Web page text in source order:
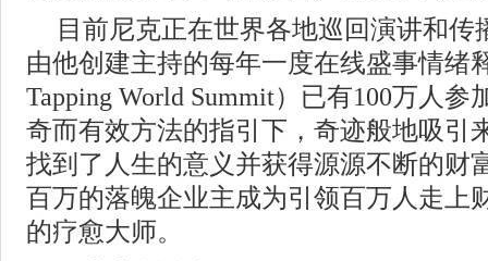
目前尼克正在世界各地巡回演讲和
由他创建主持的每年一度在线盛事情绪
Tapping World Summit）已有100万人
奇而有效方法的指引下，奇迹般地吸引
找到了人生的意义并获得源源不断的财
百万的落魄企业主成为引领百万人走上
的疗愈大师。